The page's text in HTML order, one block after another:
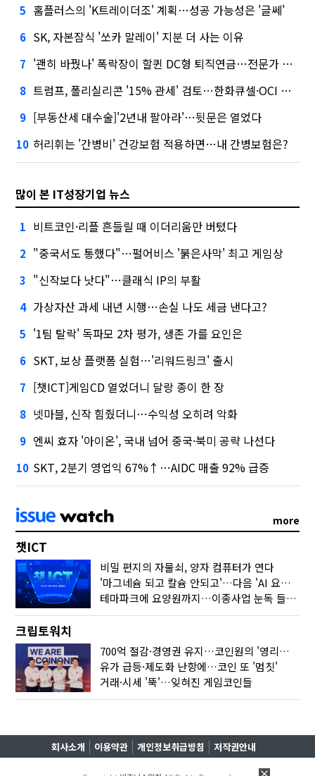
5 홈플러스의 'K트레이더조' 계획…성공 가능성은 '글쎄'
6 SK, 자본잠식 '쏘카 말레이' 지분 더 사는 이유
7 '괜히 바꿨나' 폭락장이 할퀸 DC형 퇴직연금…전문가 조언은
8 트럼프, 폴리실리콘 '15% 관세' 검토…한화큐셀·OCI 영향은?
9 [부동산세 대수술]'2년내 팔아라'…뒷문은 열었다
10 허리휘는 '간병비' 건강보험 적용하면…내 간병보험은?
많이 본 IT성장기업 뉴스
1 비트코인·리플 흔들릴 때 이더리움만 버텼다
2 "중국서도 통했다"…펄어비스 '붉은사막' 최고 게임상
3 "신작보다 낫다"…클래식 IP의 부활
4 가상자산 과세 내년 시행…손실 나도 세금 낸다고?
5 '1팀 탈락' 독파모 2차 평가, 생존 가를 요인은
6 SKT, 보상 플랫폼 실험…'리워드링크' 출시
7 [챗ICT]게임CD 열었더니 달랑 종이 한 장
8 넷마블, 신작 힘줬더니…수익성 오히려 악화
9 엔씨 효자 '아이온', 국내 넘어 중국·북미 공략 나선다
10 SKT, 2분기 영업익 67%↑…AIDC 매출 92% 급증
more
챗ICT
비밀 편지의 자물쇠, 양자 컴퓨터가 연다
'마그네슘 되고 칼슘 안되고'…다음 'AI 요약' 갈 길은
테마파크에 요양원까지…이종사업 눈독 들이는 게임사
크립토워치
700억 절감·경영권 유지…코인원의 '영리한 딜'
유가 급등·제도화 난항에…코인 또 '멈칫'
거래·시세 '뚝'…잊혀진 게임코인들
회사소개 이용약관 개인정보취급방침 저작권안내